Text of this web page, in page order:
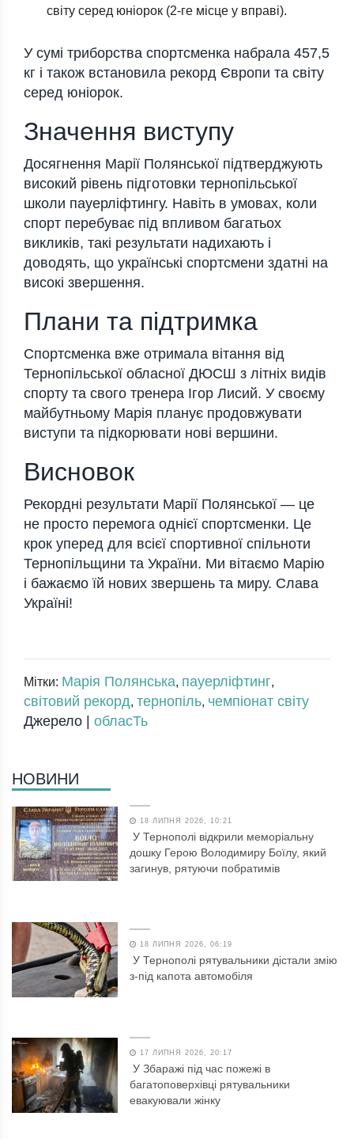
світу серед юніорок (2-ге місце у вправі).
У сумі триборства спортсменка набрала 457,5
кг і також встановила рекорд Європи та світу
серед юніорок.
Значення виступу
Досягнення Марії Полянської підтверджують
високий рівень підготовки тернопільської
школи пауерліфтингу. Навіть в умовах, коли
спорт перебуває під впливом багатьох
викликів, такі результати надихають і
доводять, що українські спортсмени здатні на
високі звершення.
Плани та підтримка
Спортсменка вже отримала вітання від
Тернопільської обласної ДЮСШ з літніх видів
спорту та свого тренера Ігор Лисий. У своєму
майбутньому Марія планує продовжувати
виступи та підкорювати нові вершини.
Висновок
Рекордні результати Марії Полянської — це
не просто перемога однієї спортсменки. Це
крок уперед для всієї спортивної спільноти
Тернопільщини та України. Ми вітаємо Марію
і бажаємо їй нових звершень та миру. Слава
Україні!
Мітки: Марія Полянська, пауерліфтинг,
світовий рекорд, тернопіль, чемпіонат світу
Джерело | обласТь
НОВИНИ
18 ЛИПНЯ 2026, 10:21
У Тернополі відкрили меморіальну
дошку Герою Володимиру Боїлу, який
загинув, рятуючи побратимів
18 ЛИПНЯ 2026, 06:19
У Тернополі рятувальники дістали змію
з-під капота автомобіля
17 ЛИПНЯ 2026, 20:17
У Збаражі під час пожежі в
багатоповерхівці рятувальники
евакуювали жінку